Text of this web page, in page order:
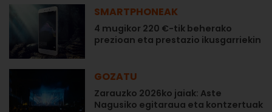
SMARTPHONEAK
4 mugikor 220 €-tik beherako
prezioan eta prestazio ikusgarriekin
GOZATU
Zarauzko 2026ko jaiak: Aste
Nagusiko egitaraua eta kontzertuak